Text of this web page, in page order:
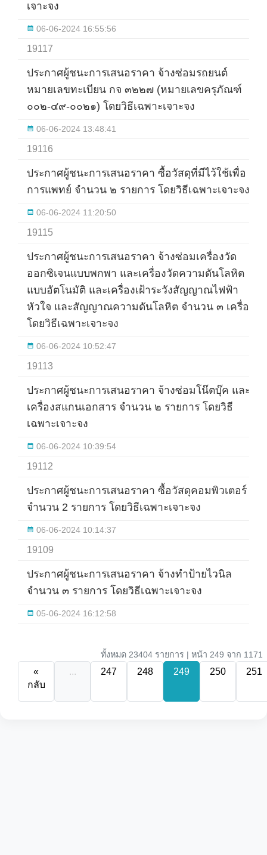
เจาะจง
06-06-2024 16:55:56
19117
ประกาศผู้ชนะการเสนอราคา จ้างซ่อมรถยนต์
หมายเลขทะเบียน กจ ๓๒๒๗ (หมายเลขครุภัณฑ์
๐๐๒-๔๙-๐๐๒๑) โดยวิธีเฉพาะเจาะจง
06-06-2024 13:48:41
19116
ประกาศผู้ชนะการเสนอราคา ซื้อวัสดุที่มีไว้ใช้เพื่อ
การแพทย์ จำนวน ๒ รายการ โดยวิธีเฉพาะเจาะจง
06-06-2024 11:20:50
19115
ประกาศผู้ชนะการเสนอราคา จ้างซ่อมเครื่องวัด
ออกซิเจนแบบพกพา และเครื่องวัดความดันโลหิต
แบบอัตโนมัติ และเครื่องเฝ้าระวังสัญญาณไฟฟ้า
หัวใจ และสัญญาณความดันโลหิต จำนวน ๓ เครื่อง
โดยวิธีเฉพาะเจาะจง
06-06-2024 10:52:47
19113
ประกาศผู้ชนะการเสนอราคา จ้างซ่อมโน๊ตบุ๊ค และ
เครื่องสแกนเอกสาร จำนวน ๒ รายการ โดยวิธี
เฉพาะเจาะจง
06-06-2024 10:39:54
19112
ประกาศผู้ชนะการเสนอราคา ซื้อวัสดุคอมพิวเตอร์
จำนวน 2 รายการ โดยวิธีเฉพาะเจาะจง
06-06-2024 10:14:37
19109
ประกาศผู้ชนะการเสนอราคา จ้างทำป้ายไวนิล
จำนวน ๓ รายการ โดยวิธีเฉพาะเจาะจง
05-06-2024 16:12:58
ทั้งหมด 23404 รายการ | หน้า 249 จาก 1171
«
กลับ
... 247 248 249 250 251